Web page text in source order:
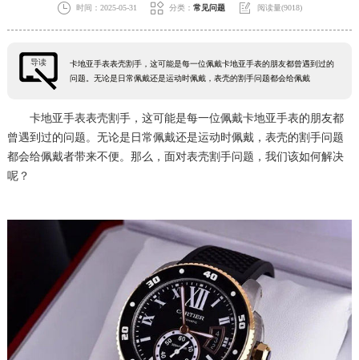
 时间：2025-05-31  分类： 常见问题  阅读量(9018)
导读
卡地亚手表表壳割手，这可能是每一位佩戴卡地亚手表的朋友都曾遇到过的
问题。无论是日常佩戴还是运动时佩戴，表壳的割手问题都会给佩戴
卡地亚手表表壳割手，这可能是每一位佩戴卡地亚手表的朋友都
曾遇到过的问题。无论是日常佩戴还是运动时佩戴，表壳的割手问题
都会给佩戴者带来不便。那么，面对表壳割手问题，我们该如何解决
呢？